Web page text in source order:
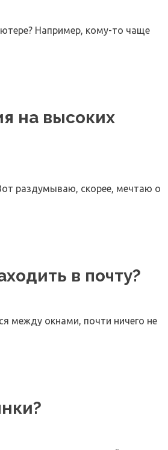
Например, кому-то чаще
на высоких
раздумываю, скорее, мечтаю о
в почту?
между окнами, почти ничего не